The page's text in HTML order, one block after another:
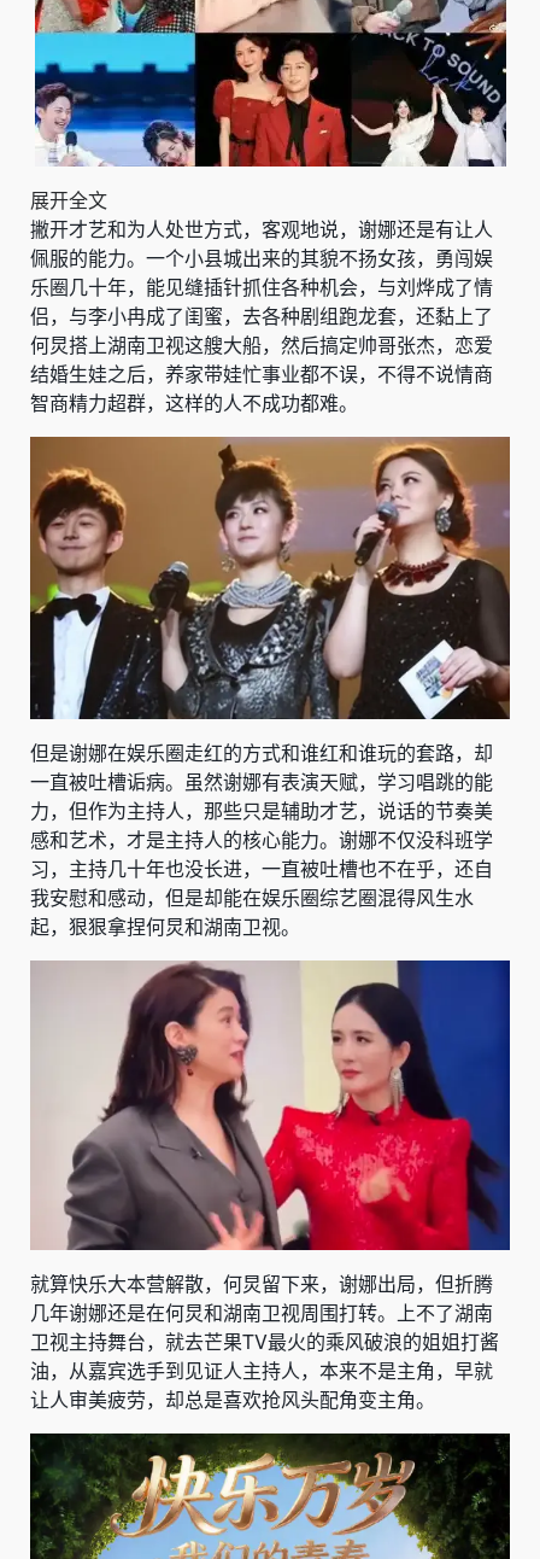
展开全文
撇开才艺和为人处世方式，客观地说，谢娜还是有让人
佩服的能力。一个小县城出来的其貌不扬女孩，勇闯娱
乐圈几十年，能见缝插针抓住各种机会，与刘烨成了情
侣，与李小冉成了闺蜜，去各种剧组跑龙套，还黏上了
何炅搭上湖南卫视这艘大船，然后搞定帅哥张杰，恋爱
结婚生娃之后，养家带娃忙事业都不误，不得不说情商
智商精力超群，这样的人不成功都难。
但是谢娜在娱乐圈走红的方式和谁红和谁玩的套路，却
一直被吐槽诟病。虽然谢娜有表演天赋，学习唱跳的能
力，但作为主持人，那些只是辅助才艺，说话的节奏美
感和艺术，才是主持人的核心能力。谢娜不仅没科班学
习，主持几十年也没长进，一直被吐槽也不在乎，还自
我安慰和感动，但是却能在娱乐圈综艺圈混得风生水
起，狠狠拿捏何炅和湖南卫视。
就算快乐大本营解散，何炅留下来，谢娜出局，但折腾
几年谢娜还是在何炅和湖南卫视周围打转。上不了湖南
卫视主持舞台，就去芒果TV最火的乘风破浪的姐姐打酱
油，从嘉宾选手到见证人主持人，本来不是主角，早就
让人审美疲劳，却总是喜欢抢风头配角变主角。